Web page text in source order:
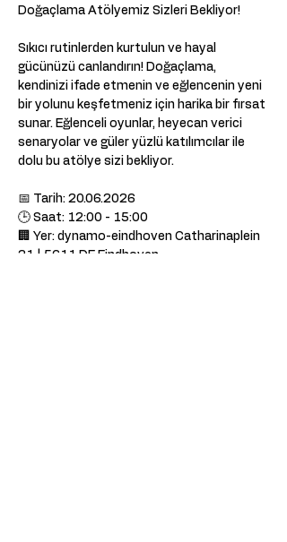
Doğaçlama Atölyemiz Sizleri Bekliyor!
Sıkıcı rutinlerden kurtulun ve hayal
gücünüzü canlandırın! Doğaçlama,
kendinizi ifade etmenin ve eğlencenin yeni
bir yolunu keşfetmeniz için harika bir fırsat
sunar. Eğlenceli oyunlar, heyecan verici
senaryolar ve güler yüzlü katılımcılar ile
dolu bu atölye sizi bekliyor.
📅 Tarih: 20.06.2026
🕒 Saat: 12:00 - 15:00
🏢 Yer: dynamo-eindhoven Catharinaplein
21 | 5611 DE Eindhoven